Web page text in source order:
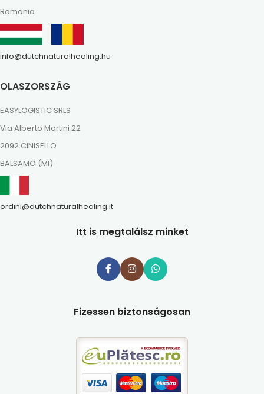
Romania
info@dutchnaturalhealing.hu
OLASZORSZÁG
EASYLOGISTIC SRLS
Via Alberto Martini 22
2092 CINISELLO
BALSAMO (MI)
ordini@dutchnaturalhealing.it
Itt is megtalálsz minket
Fizessen biztonságosan